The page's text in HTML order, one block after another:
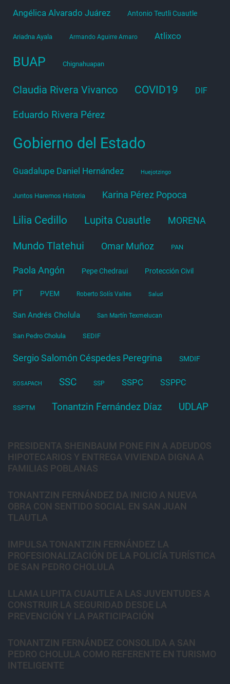
Angélica Alvarado Juárez Antonio Teutli Cuautle
Ariadna Ayala Armando Aguirre Amaro Atlixco
BUAP Chignahuapan
Claudia Rivera Vivanco COVID19 DIF
Eduardo Rivera Pérez
Gobierno del Estado
Guadalupe Daniel Hernández Huejotzingo
Juntos Haremos Historia Karina Pérez Popoca
Lilia Cedillo Lupita Cuautle MORENA
Mundo Tlatehui Omar Muñoz PAN
Paola Angón Pepe Chedraui Protección Civil
PT PVEM Roberto Solís Valles Salud
San Andrés Cholula San Martín Texmelucan
San Pedro Cholula SEDIF
Sergio Salomón Céspedes Peregrina SMDIF
SOSAPACH SSC SSP SSPC SSPPC
SSPTM Tonantzin Fernández Díaz UDLAP
PRESIDENTA SHEINBAUM PONE FIN A ADEUDOS
HIPOTECARIOS Y ENTREGA VIVIENDA DIGNA A
FAMILIAS POBLANAS
TONANTZIN FERNÁNDEZ DA INICIO A NUEVA
OBRA CON SENTIDO SOCIAL EN SAN JUAN
TLAUTLA
IMPULSA TONANTZIN FERNÁNDEZ LA
PROFESIONALIZACIÓN DE LA POLICÍA TURÍSTICA
DE SAN PEDRO CHOLULA
LLAMA LUPITA CUAUTLE A LAS JUVENTUDES A
CONSTRUIR LA SEGURIDAD DESDE LA
PREVENCIÓN Y LA PARTICIPACIÓN
TONANTZIN FERNÁNDEZ CONSOLIDA A SAN
PEDRO CHOLULA COMO REFERENTE EN TURISMO
INTELIGENTE